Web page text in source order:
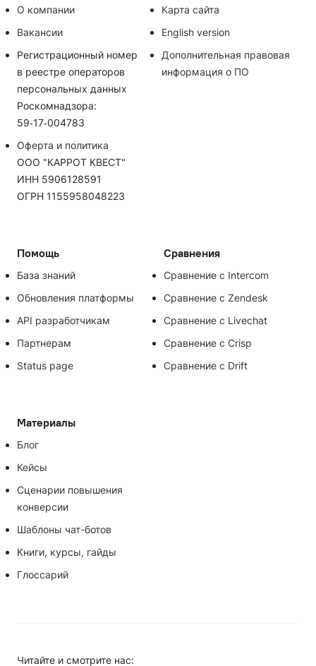
Помощь
База знаний
Обновления платформы
API разработчикам
Партнерам
Status page
Сравнения
Сравнение с Intercom
Сравнение с Zendesk
Сравнение с Livechat
Сравнение с Crisp
Сравнение с Drift
Материалы
Блог
Кейсы
Сценарии повышения
конверсии
Шаблоны чат-ботов
Книги, курсы, гайды
Глоссарий
О компании
Карта сайта
Вакансии
English version
Регистрационный номер
в реестре операторов
персональных данных
Роскомнадзора:
59‑17‑004783
Дополнительная правовая
информация о ПО
Оферта и политика
ООО "КАРРОТ КВЕСТ"
ИНН 5906128591
ОГРН 1155958048223
Читайте и смотрите нас: